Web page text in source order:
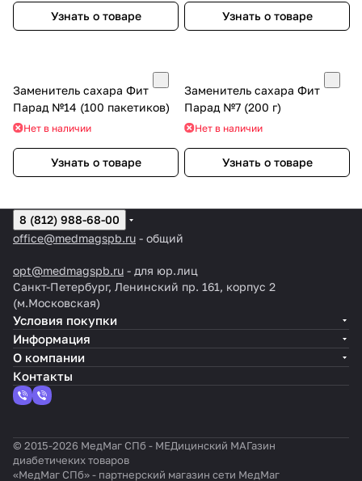
Узнать о товаре Узнать о товаре
Заменитель сахара Фит
Парад №14 (100 пакетиков)
Нет в наличии
Узнать о товаре
Заменитель сахара Фит
Парад №7 (200 г)
Нет в наличии
Узнать о товаре
8 (812) 988-68-00
office@medmagspb.ru - общий
opt@medmagspb.ru - для юр.лиц
Санкт-Петербург, Ленинский пр. 161, корпус 2
(м.Московская)
Условия покупки
Информация
О компании
Контакты
© 2015-2026 МедМаг СПб - МЕДицинский МАГазин
диабетичеких товаров
«МедМаг СПб» - партнерский магазин сети МедМаг